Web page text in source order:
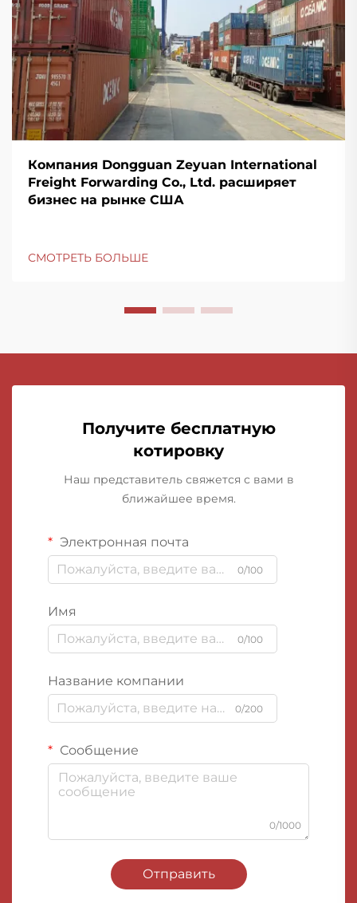
Компания Dongguan Zeyuan International
Freight Forwarding Co., Ltd. расширяет
бизнес на рынке США
СМОТРЕТЬ БОЛЬШЕ
Получите бесплатную
котировку
Наш представитель свяжется с вами в
ближайшее время.
Электронная почта
0/100
Имя
0/100
Название компании
0/200
Сообщение
0/1000
Отправить